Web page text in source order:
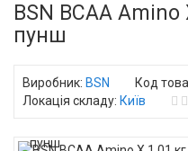
BSN ВСАА Amino
пунш
Виробник: BSN Код
Локація складу: Київ